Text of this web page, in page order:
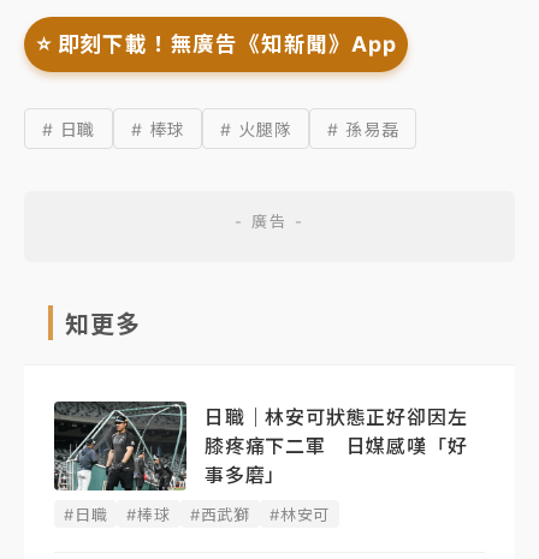
⭐️ 即刻下載！無廣告《知新聞》App
# 日職 # 棒球 # 火腿隊 # 孫易磊
知更多
日職｜林安可狀態正好卻因左
膝疼痛下二軍 日媒感嘆「好
事多磨」
#日職 #棒球 #西武獅 #林安可